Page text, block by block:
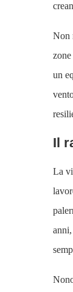
Non
un
Il
La
anni,